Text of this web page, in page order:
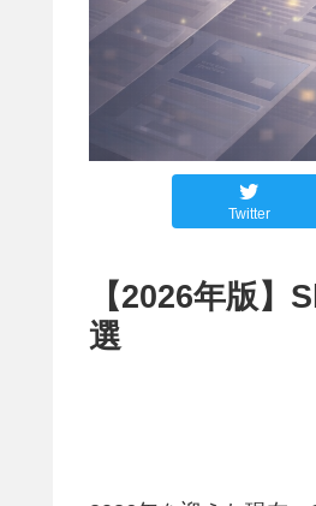
Twitter
【2026年版
選